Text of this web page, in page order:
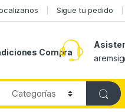
Sigue tu pedido
Compra